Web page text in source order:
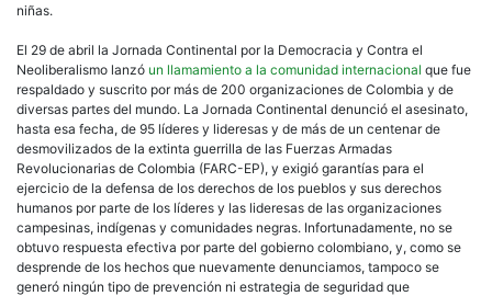
niñas.
El 29 de abril la Jornada Continental por la Democracia y Contra el
Neoliberalismo lanzó un llamamiento a la comunidad internacional que fue
respaldado y suscrito por más de 200 organizaciones de Colombia y de
diversas partes del mundo. La Jornada Continental denunció el asesinato,
hasta esa fecha, de 95 líderes y lideresas y de más de un centenar de
desmovilizados de la extinta guerrilla de las Fuerzas Armadas
Revolucionarias de Colombia (FARC-EP), y exigió garantías para el
ejercicio de la defensa de los derechos de los pueblos y sus derechos
humanos por parte de los líderes y las lideresas de las organizaciones
campesinas, indígenas y comunidades negras. Infortunadamente, no se
obtuvo respuesta efectiva por parte del gobierno colombiano, y, como se
desprende de los hechos que nuevamente denunciamos, tampoco se
generó ningún tipo de prevención ni estrategia de seguridad que